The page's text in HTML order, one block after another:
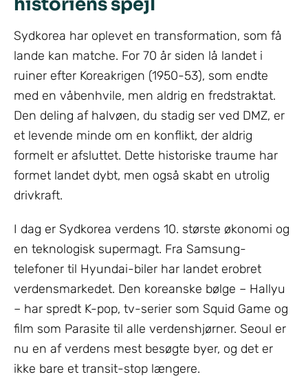
historiens spejl
Sydkorea har oplevet en transformation, som få
lande kan matche. For 70 år siden lå landet i
ruiner efter Koreakrigen (1950-53), som endte
med en våbenhvile, men aldrig en fredstraktat.
Den deling af halvøen, du stadig ser ved DMZ, er
et levende minde om en konflikt, der aldrig
formelt er afsluttet. Dette historiske traume har
formet landet dybt, men også skabt en utrolig
drivkraft.
I dag er Sydkorea verdens 10. største økonomi og
en teknologisk supermagt. Fra Samsung-
telefoner til Hyundai-biler har landet erobret
verdensmarkedet. Den koreanske bølge – Hallyu
– har spredt K-pop, tv-serier som Squid Game og
film som Parasite til alle verdenshjørner. Seoul er
nu en af verdens mest besøgte byer, og det er
ikke bare et transit-stop længere.